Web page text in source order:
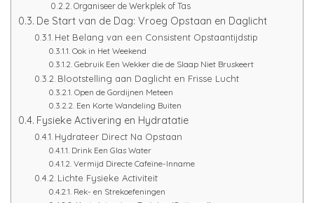
Organiseer de Werkplek of Tas
De Start van de Dag: Vroeg Opstaan en Daglicht
Het Belang van een Consistent Opstaantijdstip
Ook in Het Weekend
Gebruik Een Wekker die de Slaap Niet Bruskeert
Blootstelling aan Daglicht en Frisse Lucht
Open de Gordijnen Meteen
Een Korte Wandeling Buiten
Fysieke Activering en Hydratatie
Hydrateer Direct Na Opstaan
Drink Een Glas Water
Vermijd Directe Cafeïne-Inname
Lichte Fysieke Activiteit
Rek- en Strekoefeningen